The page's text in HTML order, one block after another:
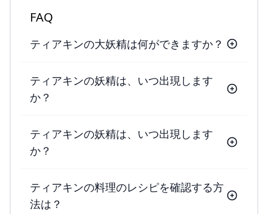
FAQ
ティアキンの大妖精は何ができますか？
ティアキンの妖精は、いつ出現します
か？
ティアキンの妖精は、いつ出現します
か？
ティアキンの料理のレシピを確認する方
法は？